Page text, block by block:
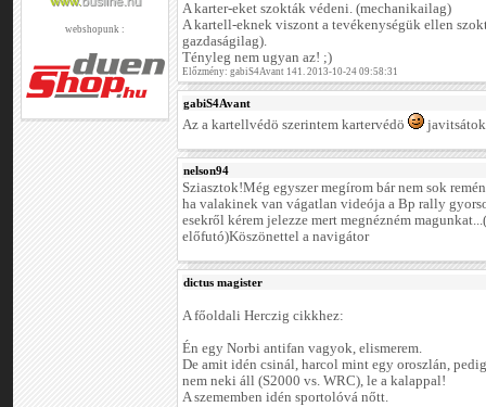
webshopunk :
A karter-eket szokták védeni. (mechanikailag)
A kartell-eknek viszont a tevékenységük ellen
gazdaságilag).
Tényleg nem ugyan az! ;)
Előzmény: gabiS4Avant 141. 2013-10-24 09:58:31
gabiS4Avant
Az a kartellvédö szerintem kartervédö
nelson94
Sziasztok!Még egyszer megírom bár nem sok
ha valakinek van vágatlan videója a Bp rally
esekről kérem jelezze mert megnézném
előfutó)Köszönettel a navigátor
dictus magister
A főoldali Herczig cikkhez:
Én egy Norbi antifan vagyok, elismerem.
De amit idén csinál, harcol mint egy oroszlán,
nem neki áll (S2000 vs. WRC), le a kalappal!
A szememben idén sportolóvá nőtt.